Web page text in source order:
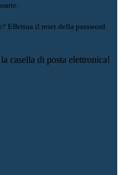
Effettua il reset della password
casella di posta elettronica!